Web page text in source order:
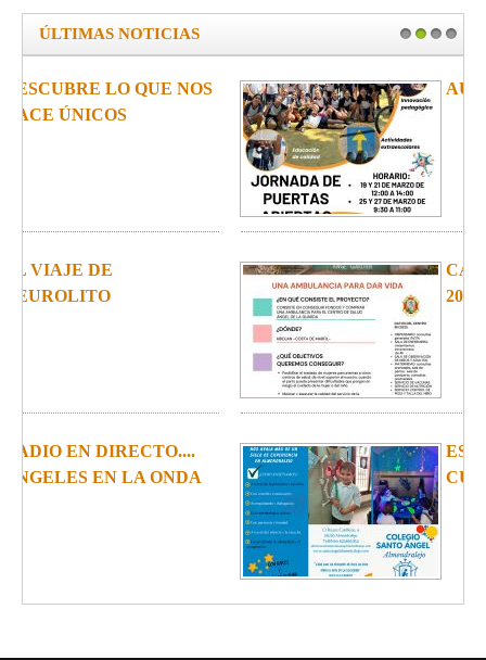
1 2 3 4
ÚLTIMAS NOTICIAS
AULAS ABIERTAS 2025
CARRERA SOLIDARIA
2024
ESCOLARIZACIÓN
CURSO 24-25